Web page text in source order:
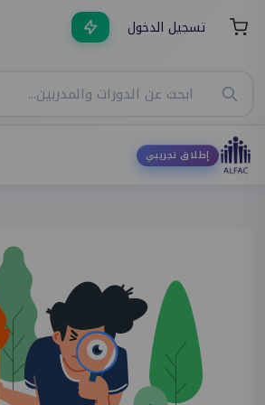
تسجيل الدخول
إطلاق تجريبي